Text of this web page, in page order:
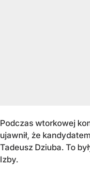
Podczas wtorkowej
ujawnił, że
Tadeusz Dziuba. To
Izby.